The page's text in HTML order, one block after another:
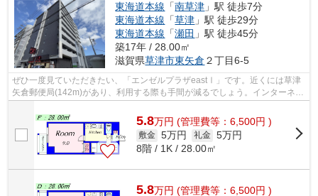
東海道本線 「南草津 」駅 徒歩7分
東海道本線 「草津 」駅 徒歩29分
東海道本線 「瀬田 」駅 徒歩45分
築17年 / 28.00㎡
滋賀県草津市東矢倉 ２丁目6-5
ぜひ一度見ていただきたい、「エンゼルプラザeastⅠ」です。近くには草津
矢倉郵便局(142m)があり、利用する際も手間が減るでしょう。インターネッ
ト無料なので気軽にパソコンやスマート...
5.8万円 (管理費等：6,500円 )
敷金 5万円 礼金 5万円
8階 / 1K / 28.00㎡
5.8万円 (管理費等：6,500円 )